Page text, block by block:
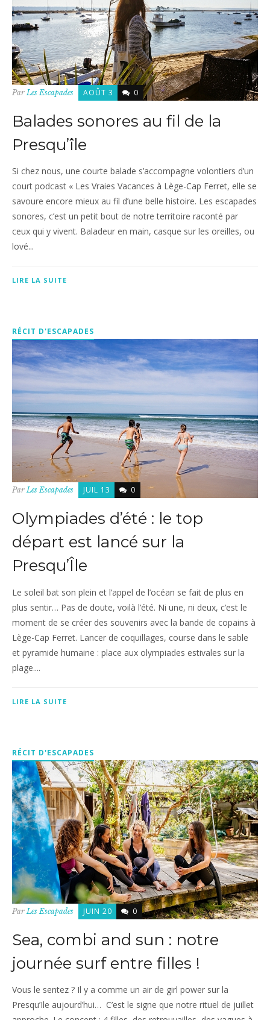
Par Les Escapades AOÛT 3 0
Balades sonores au fil de la
Presqu’île
Si chez nous, une courte balade s’accompagne volontiers d’un
court podcast « Les Vraies Vacances à Lège-Cap Ferret, elle se
savoure encore mieux au fil d’une belle histoire. Les escapades
sonores, c’est un petit bout de notre territoire raconté par
ceux qui y vivent. Baladeur en main, casque sur les oreilles, ou
lové...
LIRE LA SUITE
RÉCIT D'ESCAPADES
ParLes Escapades JUIL 13 0
Olympiades d’été : le top
départ est lancé sur la
Presqu’Île
Le soleil bat son plein et l’appel de l’océan se fait de plus en
plus sentir… Pas de doute, voilà l’été. Ni une, ni deux, c’est le
moment de se créer des souvenirs avec la bande de copains à
Lège-Cap Ferret. Lancer de coquillages, course dans le sable
et pyramide humaine : place aux olympiades estivales sur la
plage....
LIRE LA SUITE
RÉCIT D'ESCAPADES
ParLes Escapades JUIN 20 0
Sea, combi and sun : notre
journée surf entre filles !
Vous le sentez ? Il y a comme un air de girl power sur la
Presqu’Ile aujourd’hui… C’est le signe que notre rituel de juillet